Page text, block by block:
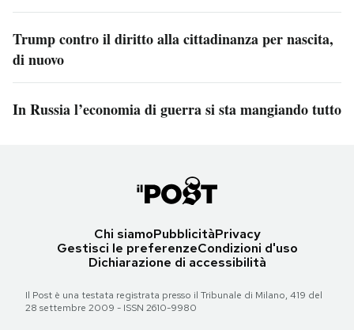
Trump contro il diritto alla cittadinanza per nascita,
di nuovo
In Russia l’economia di guerra si sta mangiando tutto
Chi siamoPubblicitàPrivacy
Gestisci le preferenzeCondizioni d'uso
Dichiarazione di accessibilità
Il Post è una testata registrata presso il Tribunale di Milano, 419 del
28 settembre 2009 - ISSN 2610-9980